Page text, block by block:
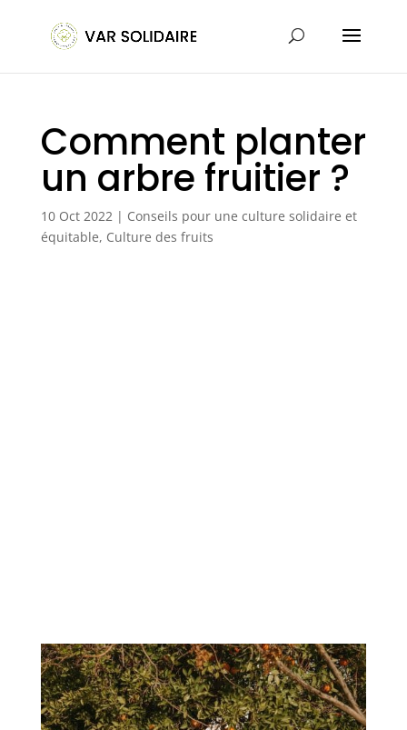
Comment planter
un arbre fruitier ?
10 Oct 2022| Conseils pour une culture solidaire et
équitable, Culture des fruits